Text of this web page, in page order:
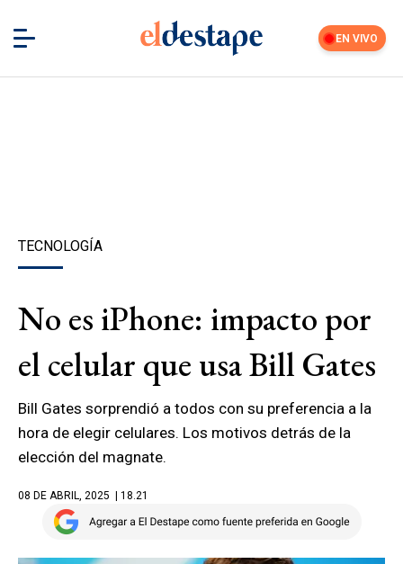
EN VIVO
TECNOLOGÍA
No es iPhone: impacto por
el celular que usa Bill Gates
Bill Gates sorprendió a todos con su preferencia a la
hora de elegir celulares. Los motivos detrás de la
elección del magnate.
08 DE ABRIL, 2025 | 18.21